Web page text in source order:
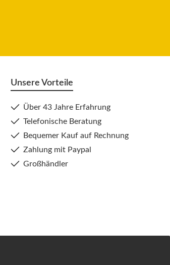
Unsere Vorteile
Über 43 Jahre Erfahrung
Telefonische Beratung
Bequemer Kauf auf Rechnung
Zahlung mit Paypal
Großhändler